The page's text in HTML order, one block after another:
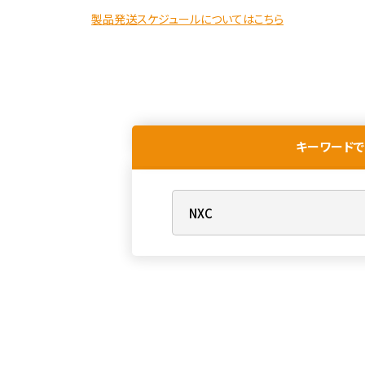
製品発送スケジュールについてはこちら
キーワード